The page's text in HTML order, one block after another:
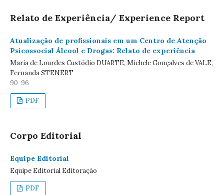
Relato de Experiência/ Experience Report
Atualização de profissionais em um Centro de Atenção
Psicossocial Álcool e Drogas: Relato de experiência
Maria de Lourdes Custódio DUARTE, Michele Gonçalves de VALE,
Fernanda STENERT
90-96
PDF
Corpo Editorial
Equipe Editorial
Equipe Editorial Editoração
PDF